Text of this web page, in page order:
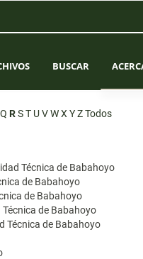
BUSCAR
Q RST UVWX YZTodos
Técnica de Babahoyo
de Babahoyo
de Babahoyo
Técnica de Babahoyo
Técnica de Babahoyo